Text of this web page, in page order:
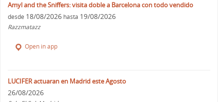
Amyl and the Sniffers: visita doble a Barcelona con todo vendido
desde 18/08/2026 hasta 19/08/2026
Razzmatazz
Open in app
LUCIFER actuaran en Madrid este Agosto
26/08/2026